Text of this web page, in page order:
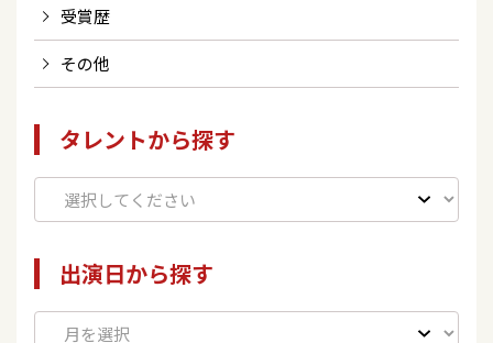
受賞歴
その他
タレントから探す
出演日から探す